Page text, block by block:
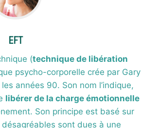
EFT
(technique de libération
psycho-corporelle crée par Gary
années 90. Son nom l’indique,
libérer de la charge émotionnelle
Son principe est basé sur
désagréables sont dues à une